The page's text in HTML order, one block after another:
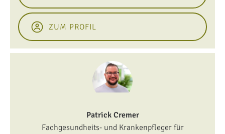
ZUM PROFIL
Patrick Cremer
Fachgesundheits- und Krankenpfleger für